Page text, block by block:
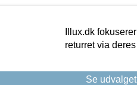
Illux.dk
returret via
Se